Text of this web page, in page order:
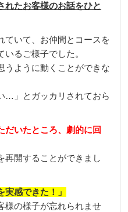
れたお客様のお話をひと
ていて、お仲間とコースを
るご様子でした。
うように動くことができな
…」とガッカリされておら
だいたところ、劇的に回
再開することができまし
実感できた！」
様の様子が忘れられませ